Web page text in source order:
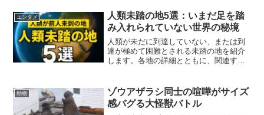
エンタメ
人類未踏の地5選：いまだ足を踏
み入れられていない世界の秘境
人類が未だに到達していない、または到
達が極めて困難とされる未踏の地を紹介
します。各地の詳細とともに、関連する
動物
ゾウアザラシ同士の喧嘩がサイズ
感バグる大怪獣バトル